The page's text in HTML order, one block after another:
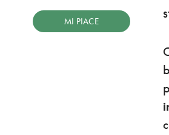
MI PIACE